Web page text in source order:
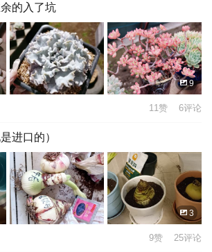
的入了坑
9
11赞 6评论
进口的）
3
9赞 25评论